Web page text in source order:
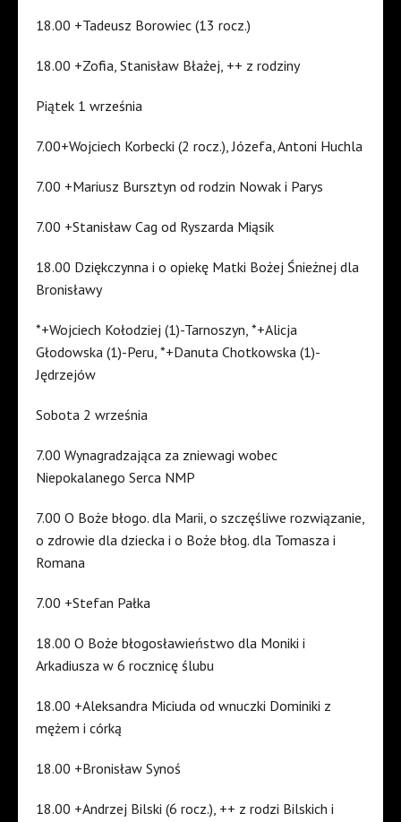
18.00 +Tadeusz Borowiec (13 rocz.)
18.00 +Zofia, Stanisław Błażej, ++ z rodziny
Piątek 1 września
7.00+Wojciech Korbecki (2 rocz.), Józefa, Antoni Huchla
7.00 +Mariusz Bursztyn od rodzin Nowak i Parys
7.00 +Stanisław Cag od Ryszarda Miąsik
18.00 Dziękczynna i o opiekę Matki Bożej Śnieżnej dla
Bronisławy
*+Wojciech Kołodziej (1)-Tarnoszyn, *+Alicja
Głodowska (1)-Peru, *+Danuta Chotkowska (1)-
Jędrzejów
Sobota 2 września
7.00 Wynagradzająca za zniewagi wobec
Niepokalanego Serca NMP
7.00 O Boże błogo. dla Marii, o szczęśliwe rozwiązanie,
o zdrowie dla dziecka i o Boże błog. dla Tomasza i
Romana
7.00 +Stefan Pałka
18.00 O Boże błogosławieństwo dla Moniki i
Arkadiusza w 6 rocznicę ślubu
18.00 +Aleksandra Miciuda od wnuczki Dominiki z
mężem i córką
18.00 +Bronisław Synoś
18.00 +Andrzej Bilski (6 rocz.), ++ z rodzi Bilskich i